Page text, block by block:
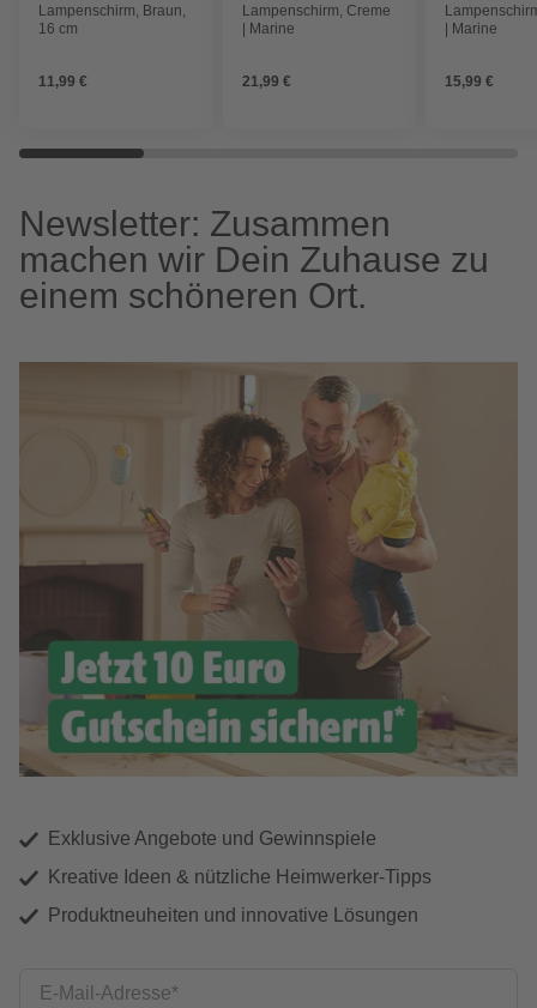
Lampenschirm, Braun,
16 cm
11,99 €
Lampenschirm, Creme
| Marine
21,99 €
| Marine
15,99 €
Newsletter: Zusammen
machen wir Dein Zuhause zu
einem schöneren Ort.
Exklusive Angebote und Gewinnspiele
Kreative Ideen & nützliche Heimwerker-Tipps
Produktneuheiten und innovative Lösungen
E-Mail-Adresse